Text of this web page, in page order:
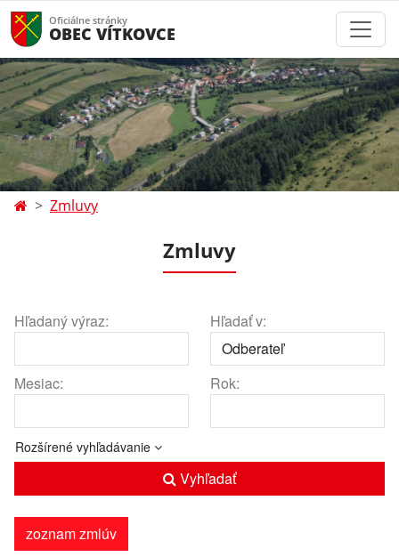
Oficiálne stránky
OBEC VÍTKOVCE
Zmluvy
Zmluvy
Hľadaný výraz: Hľadať v:
Mesiac: Rok:
Rozšírené vyhľadávanie
Vyhľadať
zoznam zmlúv